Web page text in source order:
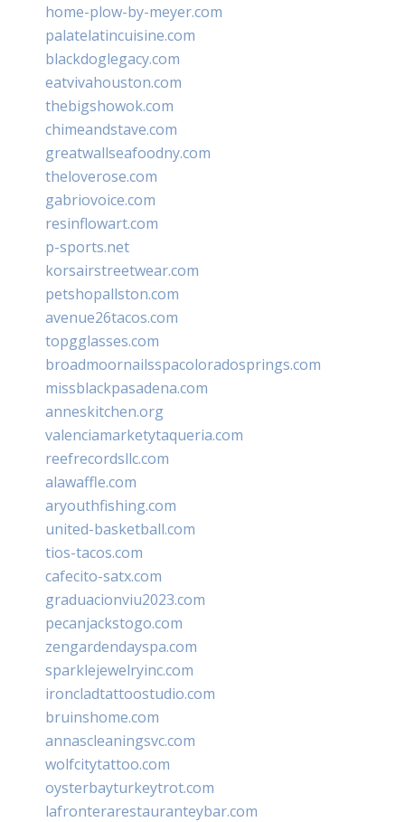
home-plow-by-meyer.com
palatelatincuisine.com
blackdoglegacy.com
eatvivahouston.com
thebigshowok.com
chimeandstave.com
greatwallseafoodny.com
theloverose.com
gabriovoice.com
resinflowart.com
p-sports.net
korsairstreetwear.com
petshopallston.com
avenue26tacos.com
topgglasses.com
broadmoornailsspacoloradosprings.com
missblackpasadena.com
anneskitchen.org
valenciamarketytaqueria.com
reefrecordsllc.com
alawaffle.com
aryouthfishing.com
united-basketball.com
tios-tacos.com
cafecito-satx.com
graduacionviu2023.com
pecanjackstogo.com
zengardendayspa.com
sparklejewelryinc.com
ironcladtattoostudio.com
bruinshome.com
annascleaningsvc.com
wolfcitytattoo.com
oysterbayturkeytrot.com
lafronterarestauranteybar.com